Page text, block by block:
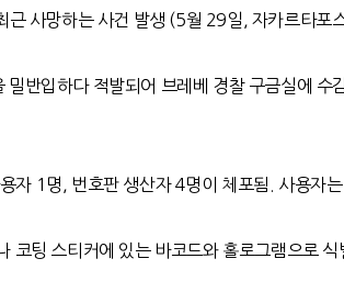
근 사망하는 사건 발생 (5월 29일, 자카르타포
밀반입하다 적발되어 브레베 경찰 구금실에 수
자 1 명 , 번호판 생산자4명이 체포됨 사용자
코팅 스티커에 있는 바코드와 홀로그램으로